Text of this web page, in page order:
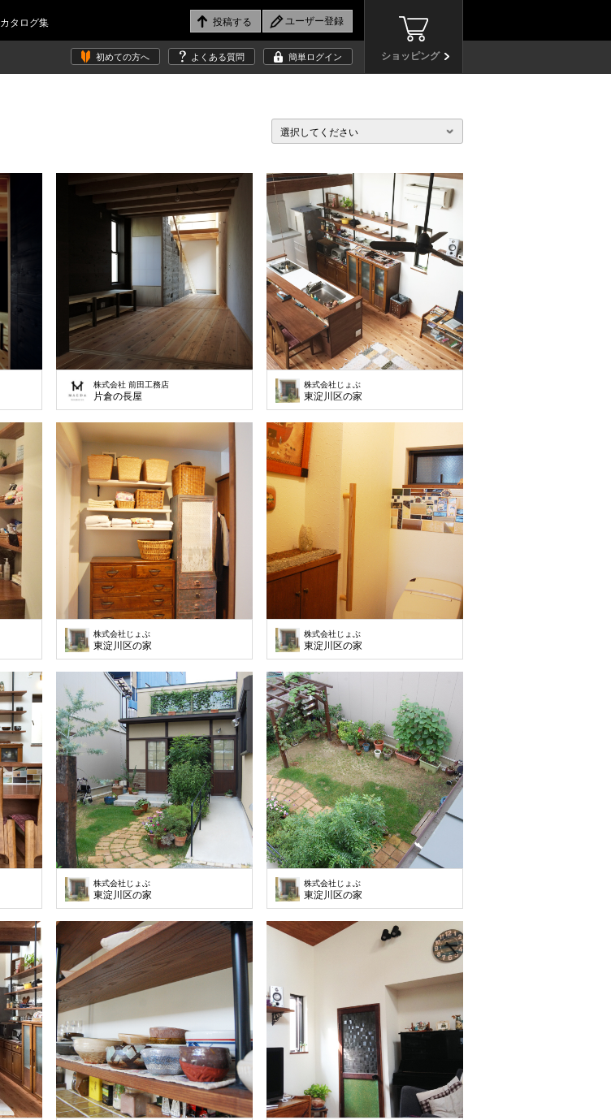
カタログ集
ショッピング
初めての方へ よくある質問 簡単ログイン
選択してください
株式会社 前田工務店
片倉の長屋
株式会社じょぶ
東淀川区の家
株式会社じょぶ
東淀川区の家
株式会社じょぶ
東淀川区の家
株式会社じょぶ
東淀川区の家
株式会社じょぶ
東淀川区の家